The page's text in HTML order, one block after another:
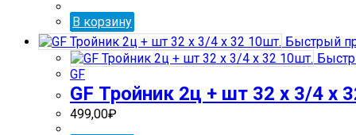
В корзину
Быстрый
GF
GF Тройник 2ц + шт 32 х 3/4 х
499,00₽